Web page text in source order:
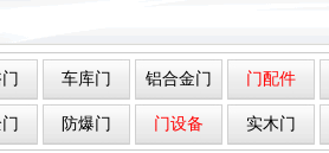
车库门 铝合金门 门配件
防爆门 门设备 实木门